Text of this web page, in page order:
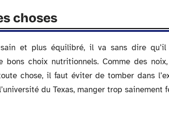
choses
et plus équilibré, il va sans dire qu’il
choix nutritionnels. Comme des
chose, il faut éviter de tomber dans
du Texas, manger trop sainement